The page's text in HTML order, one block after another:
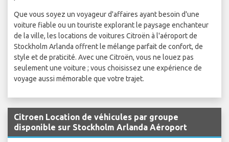
Que vous soyez un voyageur d'affaires ayant besoin d'une
voiture fiable ou un touriste explorant le paysage enchanteur
de la ville, les locations de voitures Citroën à l'aéroport de
Stockholm Arlanda offrent le mélange parfait de confort, de
style et de praticité. Avec une Citroën, vous ne louez pas
seulement une voiture ; vous choisissez une expérience de
voyage aussi mémorable que votre trajet.
Citroen Location de véhicules par groupe
disponible sur Stockholm Arlanda Aéroport